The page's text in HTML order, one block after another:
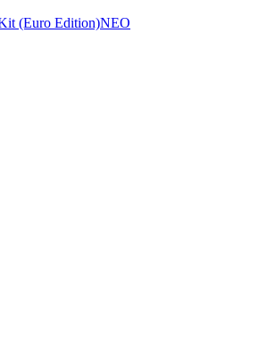
ΝΕΟ